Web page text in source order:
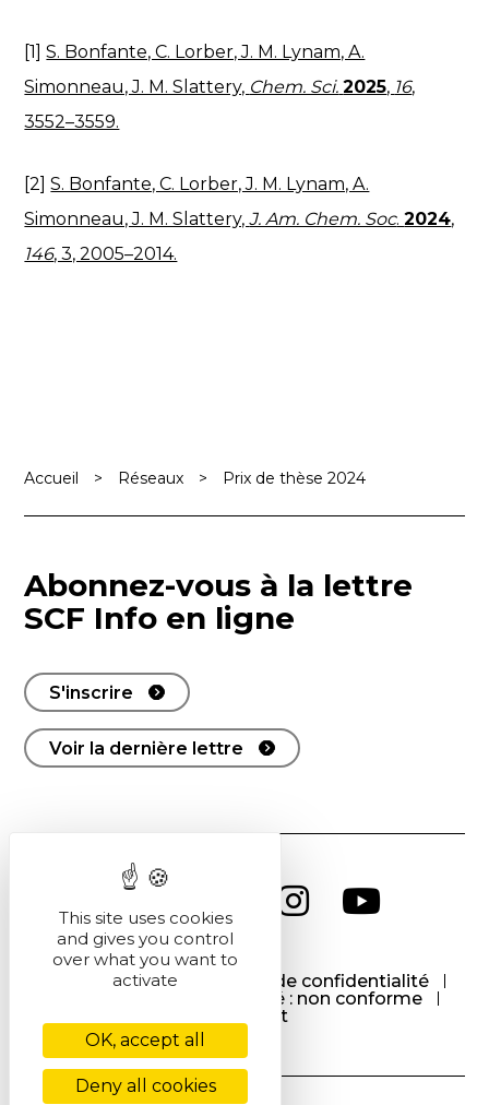
[1]S. Bonfante, C. Lorber, J. M. Lynam, A.
Simonneau, J. M. Slattery, Chem. Sci. 2025, 16,
3552–3559.
[2]S. Bonfante, C. Lorber, J. M. Lynam, A.
Simonneau, J. M. Slattery,J. Am. Chem. Soc.2024,
146, 3, 2005–2014.
Accueil > Réseaux > Prix de thèse 2024
Abonnez-vous à la lettre
SCF Info en ligne
S'inscrire
Voir la dernière lettre
CGV
Politique de confidentialité
Accessibilité : non conforme
Contact
This site uses cookies
and gives you control
over what you want to
activate
OK, accept all
Deny all cookies